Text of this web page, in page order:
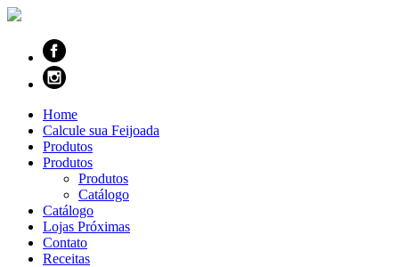
Home
Calcule sua Feijoada
Produtos
Produtos
Produtos
Catálogo
Catálogo
Lojas Próximas
Contato
Receitas